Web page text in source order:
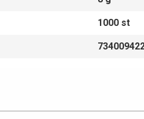
1000 st